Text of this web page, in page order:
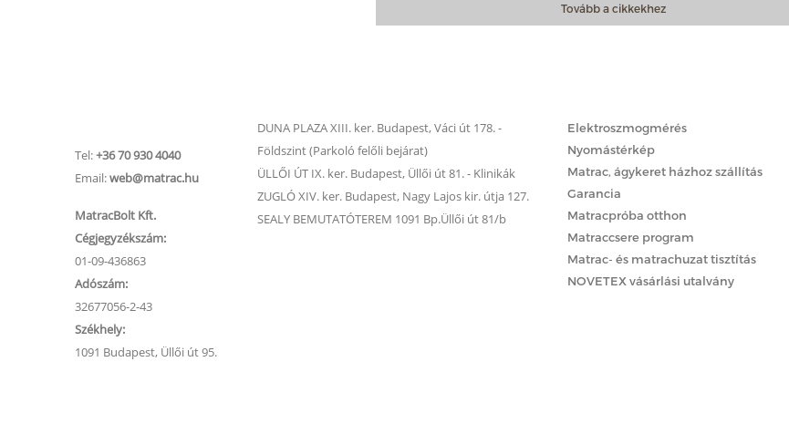
Tovább a cikkekhez
Tel:+36 70 930 4040
Email:web@matrac.hu
MatracBolt Kft.
Cégjegyzékszám:
01-09-436863
Adószám:
32677056-2-43
Székhely:
1091 Budapest, Üllői út 95.
DUNA PLAZA XIII. ker. Budapest, Váci út 178. -
Földszint (Parkoló felőli bejárat)
ÜLLŐI ÚT IX. ker. Budapest, Üllői út 81. - Klinikák
ZUGLÓ XIV. ker. Budapest, Nagy Lajos kir. útja 127.
SEALY BEMUTATÓTEREM 1091 Bp.Üllői út 81/b
Elektroszmogmérés
Nyomástérkép
Matrac, ágykeret házhoz szállítás
Garancia
Matracpróba otthon
Matraccsere program
Matrac- és matrachuzat tisztítás
NOVETEX vásárlási utalvány